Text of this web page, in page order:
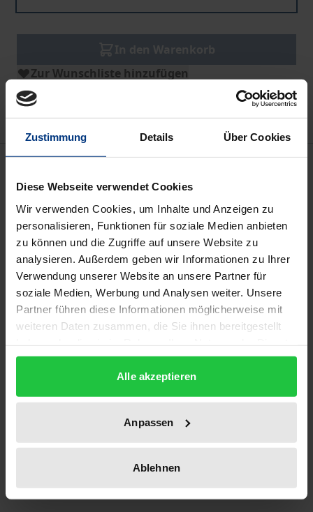
Zustimmung Details Über Cookies
Diese Webseite verwendet Cookies
Wir verwenden Cookies, um Inhalte und Anzeigen zu
personalisieren, Funktionen für soziale Medien anbieten
zu können und die Zugriffe auf unsere Website zu
analysieren. Außerdem geben wir Informationen zu Ihrer
Verwendung unserer Website an unsere Partner für
soziale Medien, Werbung und Analysen weiter. Unsere
Partner führen diese Informationen möglicherweise mit
weiteren Daten zusammen, die Sie ihnen bereitgestellt
gesammelt haben.
Alle akzeptieren
Anpassen
Ablehnen
In den Warenkorb
Zur Wunschliste hinzufügen
Hinweise zu Versandkosten
Bibliografische Angaben
Auflage
1
ISBN
978-3-7890-0897-9
Erscheinungsdatum
09.08.1983
Sonstige